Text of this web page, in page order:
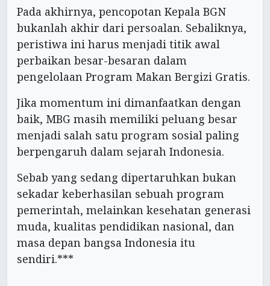
Pada akhirnya, pencopotan Kepala BGN
bukanlah akhir dari persoalan. Sebaliknya,
peristiwa ini harus menjadi titik awal
perbaikan besar-besaran dalam
pengelolaan Program Makan Bergizi Gratis.
Jika momentum ini dimanfaatkan dengan
baik, MBG masih memiliki peluang besar
menjadi salah satu program sosial paling
berpengaruh dalam sejarah Indonesia.
Sebab yang sedang dipertaruhkan bukan
sekadar keberhasilan sebuah program
pemerintah, melainkan kesehatan generasi
muda, kualitas pendidikan nasional, dan
masa depan bangsa Indonesia itu
sendiri.***